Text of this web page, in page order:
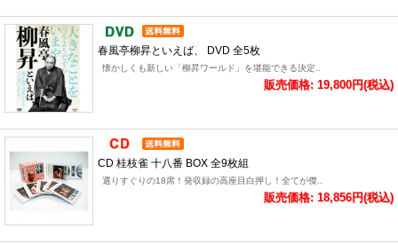
春風亭柳昇といえば、 DVD 全5枚
懐かしくも新しい「柳昇ワールド」を堪能できる決定..
販売価格: 19,800円(税込)
CD 桂枝雀 十八番 BOX 全9枚組
選りすぐりの18席！発収録の高座目白押し！全てが傑..
販売価格: 18,856円(税込)